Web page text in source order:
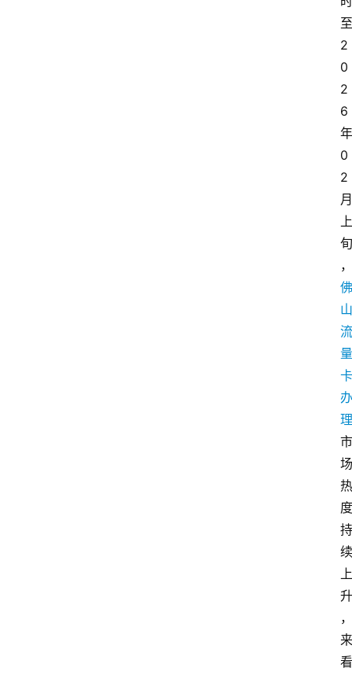
至
2
0
2
6
年
0
2
月
上
旬
，
佛
山
流
量
卡
办
理
市
场
热
度
持
续
上
升
，
来
看